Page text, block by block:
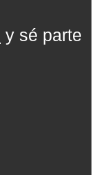
y sé parte